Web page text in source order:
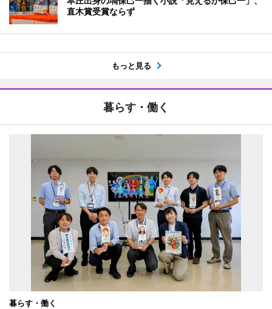
直木賞受賞ならず
もっと見る
暮らす・働く
暮らす・働く